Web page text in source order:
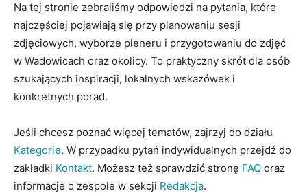
Na tej stronie zebraliśmy odpowiedzi na pytania, które
najczęściej pojawiają się przy planowaniu sesji
zdjęciowych, wyborze pleneru i przygotowaniu do zdjęć
w Wadowicach oraz okolicy. To praktyczny skrót dla osób
szukających inspiracji, lokalnych wskazówek i
konkretnych porad.
Jeśli chcesz poznać więcej tematów, zajrzyj do działu
Kategorie. W przypadku pytań indywidualnych przejdź do
zakładki Kontakt. Możesz też sprawdzić stronę FAQ oraz
informacje o zespole w sekcji Redakcja.